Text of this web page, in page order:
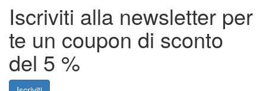
Iscriviti alla newsletter per
te un coupon di sconto
del 5 %